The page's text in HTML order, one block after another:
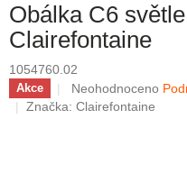
Obálka C6
Clairefontaine
1054760.02
Akce Průměrné
Neohodnoceno
Značka: Clairefontaine